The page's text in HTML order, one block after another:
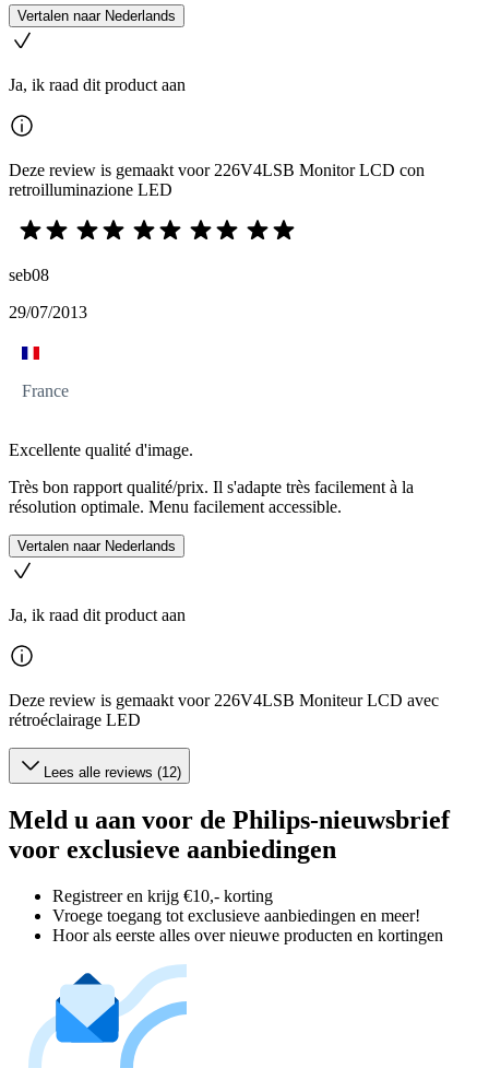
Vertalen naar Nederlands
Ja, ik raad dit product aan
Deze review is gemaakt voor 226V4LSB Monitor LCD con
retroilluminazione LED
seb08
29/07/2013
France
Excellente qualité d'image.
Très bon rapport qualité/prix. Il s'adapte très facilement à la
résolution optimale. Menu facilement accessible.
Vertalen naar Nederlands
Ja, ik raad dit product aan
Deze review is gemaakt voor 226V4LSB Moniteur LCD avec
rétroéclairage LED
Lees alle reviews (12)
Meld u aan voor de Philips-nieuwsbrief
voor exclusieve aanbiedingen
Registreer en krijg €10,- korting
Vroege toegang tot exclusieve aanbiedingen en meer!
Hoor als eerste alles over nieuwe producten en kortingen